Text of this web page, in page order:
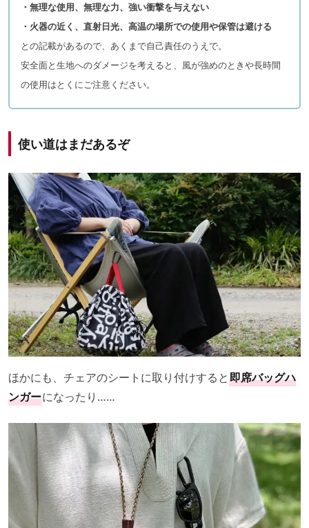
・無理な使用、無理な力、強い衝撃を与えない
・火器の近く、直射日光、高温の場所での使用や保管は避ける
との記載があるので、あくまで自己責任のうえで。
安全面と生地へのダメージを考えると、風が強めのときや長時間
の使用はとくにご注意ください。
使い道はまだあるぞ
ほかにも、チェアのシートに取り付けすると即席バッグハ
ンガーになったり……